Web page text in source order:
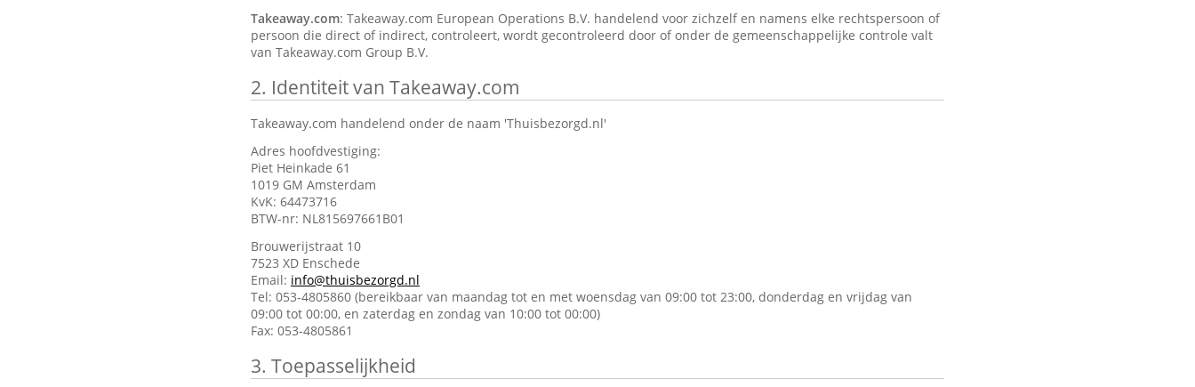
Takeaway.com: Takeaway.com European Operations B.V. handelend voor zichzelf en namens elke rechtspersoon of
persoon die direct of indirect, controleert, wordt gecontroleerd door of onder de gemeenschappelijke controle valt
van Takeaway.com Group B.V.
2. Identiteit van Takeaway.com
Takeaway.com handelend onder de naam 'Thuisbezorgd.nl'
Adres hoofdvestiging:
Piet Heinkade 61
1019 GM Amsterdam
KvK: 64473716
BTW-nr: NL815697661B01
Brouwerijstraat 10
7523 XD Enschede
Email: info@thuisbezorgd.nl
Tel: 053-4805860 (bereikbaar van maandag tot en met woensdag van 09:00 tot 23:00, donderdag en vrijdag van
09:00 tot 00:00, en zaterdag en zondag van 10:00 tot 00:00)
Fax: 053-4805861
3. Toepasselijkheid